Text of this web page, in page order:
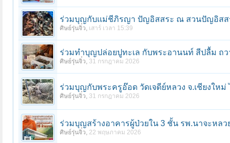
ร่วมบุญกับเเม่ชีภิรญา ปัญอิสสระ ณ สวนปัญอิสส
ศิษย์รุ่นจิ๋ว, เสาร์ เวลา 15:39
ร่วมทําบุญปล่อยปูทะเล กับพระอานนท์ สีปลื้ม ถว
ศิษย์รุ่นจิ๋ว, 31 กรกฎาคม 2026
ร่วมบุญกับพระครูอ๊อด วัดเจดีย์หลวง จ.เชียงใหม่
ศิษย์รุ่นจิ๋ว, 31 กรกฎาคม 2026
ร่วมบุญสร้างอาคารผู้ป่วยใน 3 ชั้น รพ.นาจะหลว
ศิษย์รุ่นจิ๋ว, 22 พฤษภาคม 2026